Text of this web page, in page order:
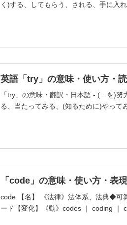
く)する、してもらう、される、手に入
英語「try」の意味・使い方・
「try」の意味・翻訳・日本語 - (…を)努
る、当たってみる、(知るために)やって
「code」の意味・使い方・表
code 【名】 《法律》法体系、法典◆可
ード【変化】《動》codes ｜ coding ｜